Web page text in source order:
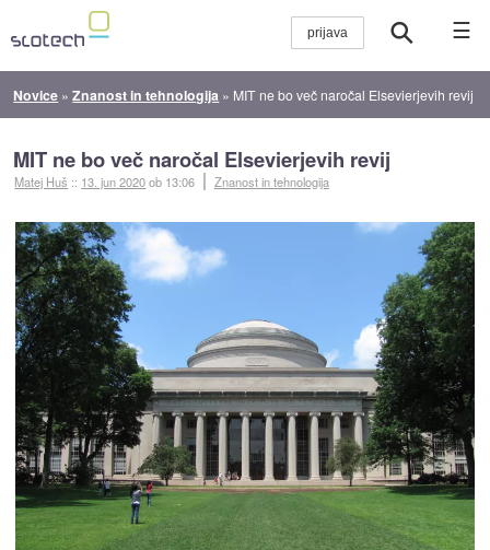
☰
Novice »Znanost in tehnologija » MIT ne bo več naročal Elsevierjevih revij
MIT ne bo več naročal Elsevierjevih revij
Matej Huš :: 13. jun 2020ob 13:06 Znanost in tehnologija